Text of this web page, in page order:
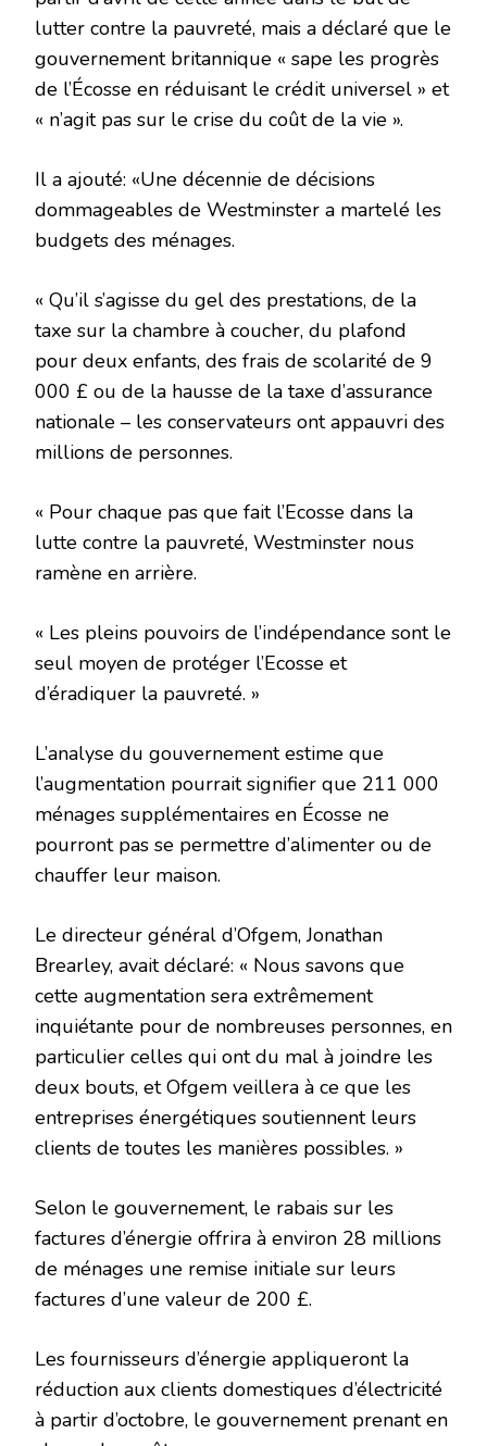
lutter contre la pauvreté, mais a déclaré que le
gouvernement britannique « sape les progrès
de l’Écosse en réduisant le crédit universel » et
« n’agit pas sur le crise du coût de la vie ».
Il a ajouté: «Une décennie de décisions
dommageables de Westminster a martelé les
budgets des ménages.
« Qu’il s’agisse du gel des prestations, de la
taxe sur la chambre à coucher, du plafond
pour deux enfants, des frais de scolarité de 9
000 £ ou de la hausse de la taxe d’assurance
nationale – les conservateurs ont appauvri des
millions de personnes.
« Pour chaque pas que fait l’Ecosse dans la
lutte contre la pauvreté, Westminster nous
ramène en arrière.
« Les pleins pouvoirs de l’indépendance sont le
seul moyen de protéger l’Ecosse et
d’éradiquer la pauvreté. »
L’analyse du gouvernement estime que
l’augmentation pourrait signifier que 211 000
ménages supplémentaires en Écosse ne
pourront pas se permettre d’alimenter ou de
chauffer leur maison.
Le directeur général d’Ofgem, Jonathan
Brearley, avait déclaré: « Nous savons que
cette augmentation sera extrêmement
inquiétante pour de nombreuses personnes, en
particulier celles qui ont du mal à joindre les
deux bouts, et Ofgem veillera à ce que les
entreprises énergétiques soutiennent leurs
clients de toutes les manières possibles. »
Selon le gouvernement, le rabais sur les
factures d’énergie offrira à environ 28 millions
de ménages une remise initiale sur leurs
factures d’une valeur de 200 £.
Les fournisseurs d’énergie appliqueront la
réduction aux clients domestiques d’électricité
à partir d’octobre, le gouvernement prenant en